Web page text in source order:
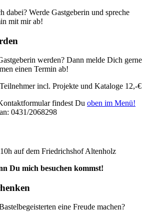
dabei? Werde Gastgeberin und spreche
mit mir ab!
werden? Dann melde Dich gerne
einen Termin ab!
incl. Projekte und Kataloge 12,-€
findest Du oben im Menü!
0431/2068298
auf dem Friedrichshof Altenholz
Du mich besuchen kommst!
eine Freude machen?